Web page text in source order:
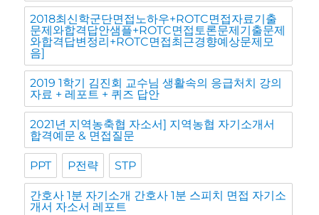
2018최신학군단면접노하우+ROTC면접자료기출
문제와합격답안샘플+ROTC면접토론문제기출문제
와합격답변정리+ROTC면접최근경향예상문제모
음]
2019 1학기 김진회 교수님 생활속의 응급처치 강의
자료 + 레포트 + 퀴즈 답안
2021년 지역농축협 자소서] 지역농협 자기소개서
합격예문 & 면접질문
PPT P전략 STP
간호사 1분 자기소개 간호사 1분 스피치 면접 자기소
개서 자소서 레포트